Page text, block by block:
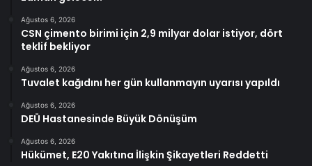
Ağustos 6, 2026
CSN çimento birimi için 2,9 milyar dolar istiyor, dört
teklif bekliyor
Ağustos 6, 2026
Tuvalet kağıdını her gün kullanmayın uyarısı yapıldı
Ağustos 6, 2026
DEÜ Hastanesinde Büyük Dönüşüm
Ağustos 6, 2026
Hükümet, E20 Yakıtına İlişkin Şikayetleri Reddetti